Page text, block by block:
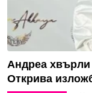
Андреа хвърли
Открива